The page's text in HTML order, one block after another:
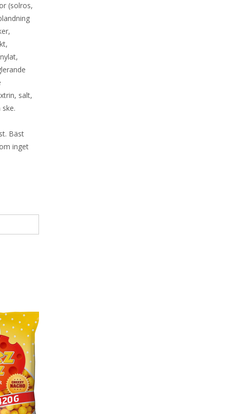
(solros,
salt,
Bäst
inget